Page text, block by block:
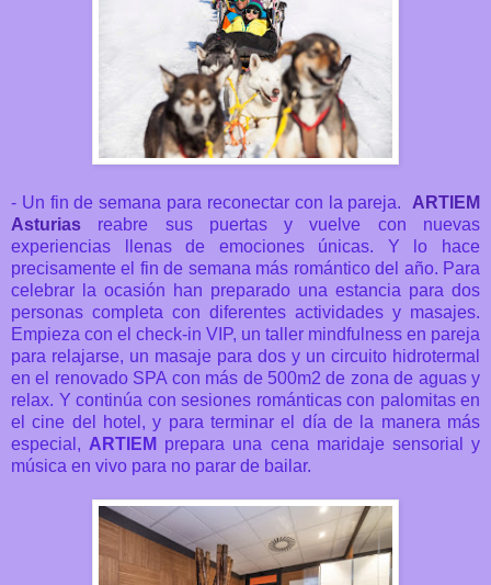
- Un fin de semana para reconectar con la pareja.
ARTIEM
Asturias
reabre sus puertas y vuelve con nuevas
experiencias llenas de emociones únicas. Y lo hace
precisamente el fin de semana más romántico del año. Para
celebrar la ocasión han preparado una estancia para dos
personas completa con diferentes actividades y masajes.
Empieza con el check-in VIP, un taller mindfulness en pareja
para relajarse, un masaje para dos y un circuito hidrotermal
en el renovado SPA con más de 500m2 de zona de aguas y
relax. Y continúa con sesiones románticas con palomitas en
el cine del hotel, y para terminar el día de la manera más
especial, ARTIEM prepara una cena maridaje sensorial y
música en vivo para no parar de bailar.